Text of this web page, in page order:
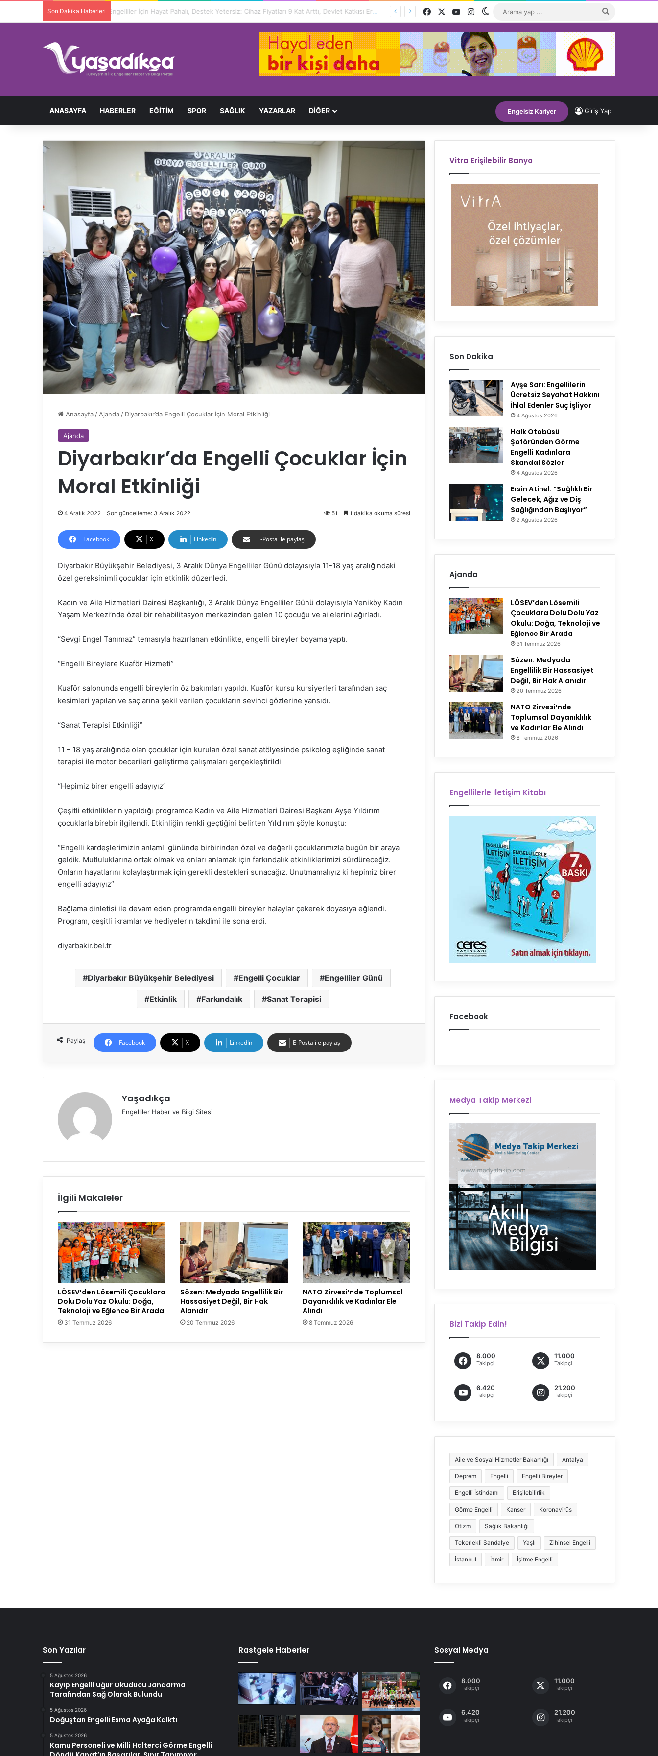
Son Dakika Haberleri Facebook YouTubeInstagramDış görünümü değiştir
...
ANASAYFA HABERLER EĞITIM SPOR SAĞLIK YAZARLAR DİĞER Engelsiz Kariyer Giriş Yap
Anasayfa/Ajanda/ Diyarbakır’da Engelli Çocuklar İçin Moral Etkinliği
Ajanda
Diyarbakır’da Engelli Çocuklar İçin
Moral Etkinliği
4 Aralık 2022 Son güncelleme: 3 Aralık 2022 51 1 dakika okuma süresi
Facebook X LinkedIn E-Posta ile paylaş
Diyarbakır Büyükşehir Belediyesi, 3 Aralık Dünya Engelliler Günü dolayısıyla 11-18 yaş aralığındaki
özel gereksinimli çocuklar için etkinlik düzenledi.
Kadın ve Aile Hizmetleri Dairesi Başkanlığı, 3 Aralık Dünya Engelliler Günü dolayısıyla Yeniköy Kadın
Yaşam Merkezi’nde özel bir rehabilitasyon merkezinden gelen 10 çocuğu ve ailelerini ağırladı.
“Sevgi Engel Tanımaz” temasıyla hazırlanan etkinlikte, engelli bireyler boyama yaptı.
“Engelli Bireylere Kuaför Hizmeti”
Kuaför salonunda engelli bireylerin öz bakımları yapıldı. Kuaför kursu kursiyerleri tarafından saç
kesimleri yapılan ve saçlarına şekil verilen çocukların sevinci gözlerine yansıdı.
“Sanat Terapisi Etkinliği”
11 – 18 yaş aralığında olan çocuklar için kurulan özel sanat atölyesinde psikolog eşliğinde sanat
terapisi ile motor becerileri geliştirme çalışmaları gerçekleştirildi.
“Hepimiz birer engelli adayıyız”
Çeşitli etkinliklerin yapıldığı programda Kadın ve Aile Hizmetleri Dairesi Başkanı Ayşe Yıldırım
çocuklarla birebir ilgilendi. Etkinliğin renkli geçtiğini belirten Yıldırım şöyle konuştu:
“Engelli kardeşlerimizin anlamlı gününde birbirinden özel ve değerli çocuklarımızla bugün bir araya
geldik. Mutluluklarına ortak olmak ve onları anlamak için farkındalık etkinliklerimizi sürdüreceğiz.
Onların hayatlarını kolaylaştırmak için gerekli destekleri sunacağız. Unutmamalıyız ki hepimiz birer
engelli adayıyız”
Bağlama dinletisi ile devam eden programda engelli bireyler halaylar çekerek doyasıya eğlendi.
Program, çeşitli ikramlar ve hediyelerin takdimi ile sona erdi.
diyarbakir.bel.tr
Diyarbakır Büyükşehir Belediyesi Engelli Çocuklar Engelliler Günü
Etkinlik Farkındalık Sanat Terapisi
Paylaş Facebook X LinkedIn E-Posta ile paylaş
Yaşadıkça
Engelliler Haber ve Bilgi Sitesi
İlgili Makaleler
LÖSEV’den Lösemili Çocuklara
Dolu Dolu Yaz Okulu: Doğa,
Teknoloji ve Eğlence Bir Arada
31 Temmuz 2026
Sözen: Medyada Engellilik Bir
Hassasiyet Değil, Bir Hak
Alanıdır
20 Temmuz 2026
NATO Zirvesi’nde Toplumsal
Dayanıklılık ve Kadınlar Ele
Alındı
8 Temmuz 2026
Vitra Erişilebilir Banyo
Son Dakika
Ayşe Sarı: Engellilerin
Ücretsiz Seyahat Hakkını
İhlal Edenler Suç İşliyor
4 Ağustos 2026
Halk Otobüsü
Şoföründen Görme
Engelli Kadınlara
Skandal Sözler
4 Ağustos 2026
Ersin Atinel: “Sağlıklı Bir
Gelecek, Ağız ve Diş
Sağlığından Başlıyor”
2 Ağustos 2026
Ajanda
LÖSEV’den Lösemili
Çocuklara Dolu Dolu Yaz
Okulu: Doğa, Teknoloji ve
Eğlence Bir Arada
31 Temmuz 2026
Sözen: Medyada
Engellilik Bir Hassasiyet
Değil, Bir Hak Alanıdır
20 Temmuz 2026
NATO Zirvesi’nde
Toplumsal Dayanıklılık
ve Kadınlar Ele Alındı
8 Temmuz 2026
Engellilerle İletişim Kitabı
Facebook
Medya Takip Merkezi
Bizi Takip Edin!
8.000
Takipçi
11.000
Takipçi
6.420
Takipçi
21.200
Takipçi
Aile ve Sosyal Hizmetler Bakanlığı Antalya
Deprem Engelli Engelli Bireyler
Engelli İstihdamı Erişilebilirlik
Görme Engelli Kanser Koronavirüs
Otizm Sağlık Bakanlığı
Tekerlekli Sandalye Yaşlı Zihinsel Engelli
İstanbul İzmir İşitme Engelli
Son Yazılar
5 Ağustos 2026
Kayıp Engelli Uğur Okuducu Jandarma
Tarafından Sağ Olarak Bulundu
5 Ağustos 2026
Doğuştan Engelli Esma Ayağa Kalktı
5 Ağustos 2026
Kamu Personeli ve Milli Halterci Görme Engelli
Rastgele Haberler Sosyal Medya
8.000
Takipçi
11.000
Takipçi
6.420
Takipçi
21.200
Takipçi